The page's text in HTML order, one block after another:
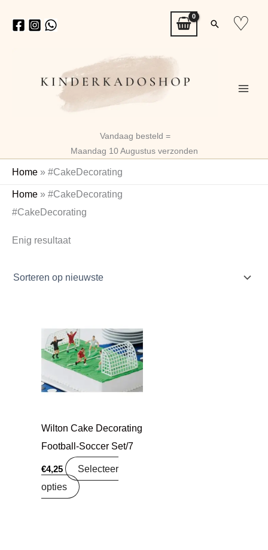
naar
Zoeken
♡
Vandaag besteld =
Maandag 10 Augustus verzonden
Home » #CakeDecorating
Home » #CakeDecorating
#CakeDecorating
Enig resultaat
Wilton Cake Decorating
Football-Soccer Set/7
€4,25
Selecteer
opties